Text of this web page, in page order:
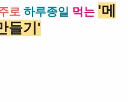
로 하루종일 먹는 '메
들기'